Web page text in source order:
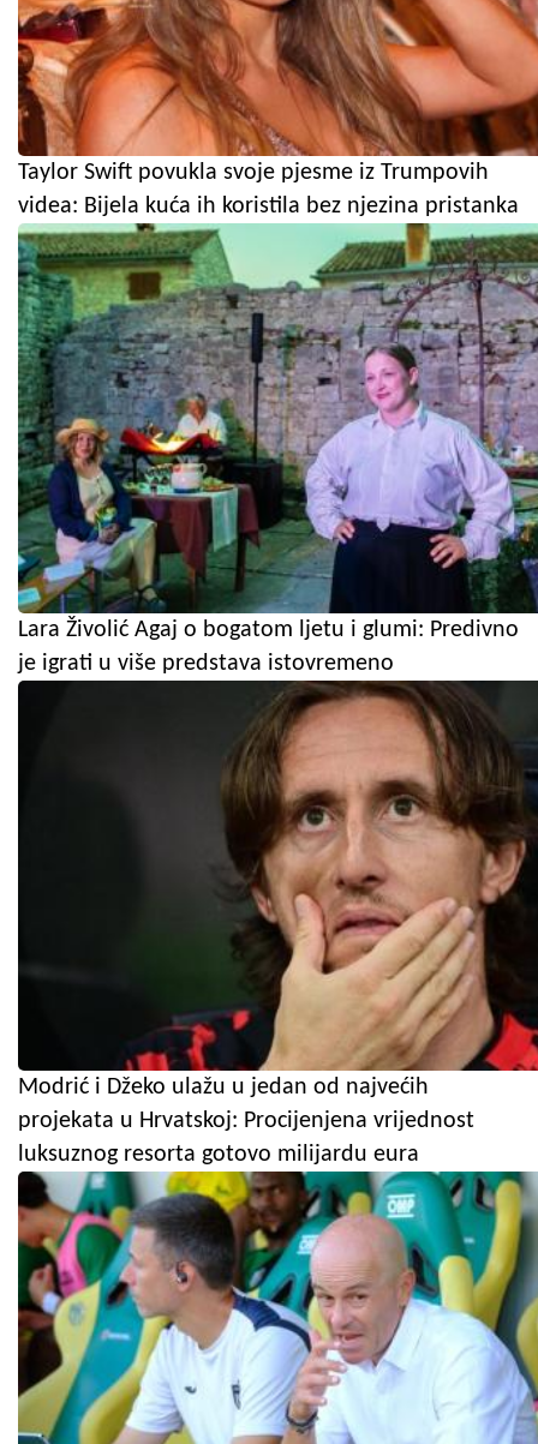
Taylor Swift povukla svoje pjesme iz Trumpovih
videa: Bijela kuća ih koristila bez njezina pristanka
Lara Živolić Agaj o bogatom ljetu i glumi: Predivno
je igrati u više predstava istovremeno
Modrić i Džeko ulažu u jedan od najvećih
projekata u Hrvatskoj: Procijenjena vrijednost
luksuznog resorta gotovo milijardu eura